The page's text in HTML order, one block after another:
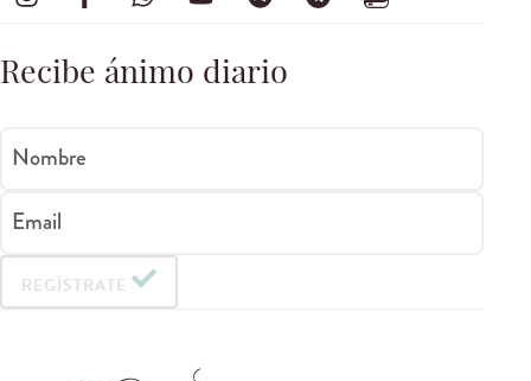
Recibe ánimo diario
Nombre
Email
REGÍSTRATE